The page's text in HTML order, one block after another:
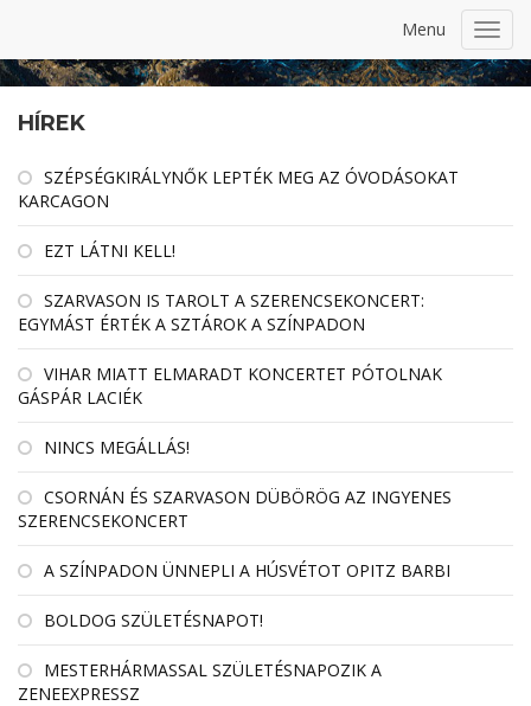
Menu
HÍREK
SZÉPSÉGKIRÁLYNŐK LEPTÉK MEG AZ ÓVODÁSOKAT
KARCAGON
EZT LÁTNI KELL!
SZARVASON IS TAROLT A SZERENCSEKONCERT:
EGYMÁST ÉRTÉK A SZTÁROK A SZÍNPADON
VIHAR MIATT ELMARADT KONCERTET PÓTOLNAK
GÁSPÁR LACIÉK
NINCS MEGÁLLÁS!
CSORNÁN ÉS SZARVASON DÜBÖRÖG AZ INGYENES
SZERENCSEKONCERT
A SZÍNPADON ÜNNEPLI A HÚSVÉTOT OPITZ BARBI
BOLDOG SZÜLETÉSNAPOT!
MESTERHÁRMASSAL SZÜLETÉSNAPOZIK A
ZENEEXPRESSZ